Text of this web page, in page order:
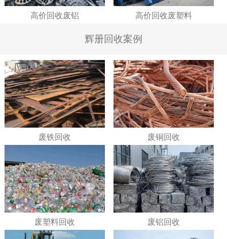
高价回收废铝 高价回收废塑料
辉册回收案例
废铁回收 废铜回收
废塑料回收 废铝回收